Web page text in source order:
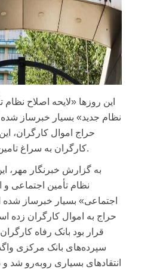
این روزها «لایحه اصلاح نظام
نظام جدید» بسیار خبرساز
حراج اموال کارگران،
کارگران به سراغ تامین اجتماعی رفته است.
به گزارش خبرنگار مهر،
نظام تأمین اجتماعی و
اجتماعی» بسیار خبرساز
قرار بود بانک رفاه
سپرده‌های بانک مرکزی
انتقادهای بسیاری روبه‌رو شد